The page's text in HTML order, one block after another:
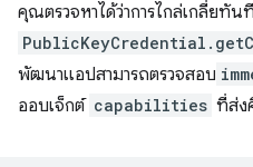
คุณตรวจหาได้ว่าการไกล่เกลี่ยทั
พัฒนาแอปสามารถตรวจสอบ
ออบเจ็กต์ capabilities ที่ส่ง